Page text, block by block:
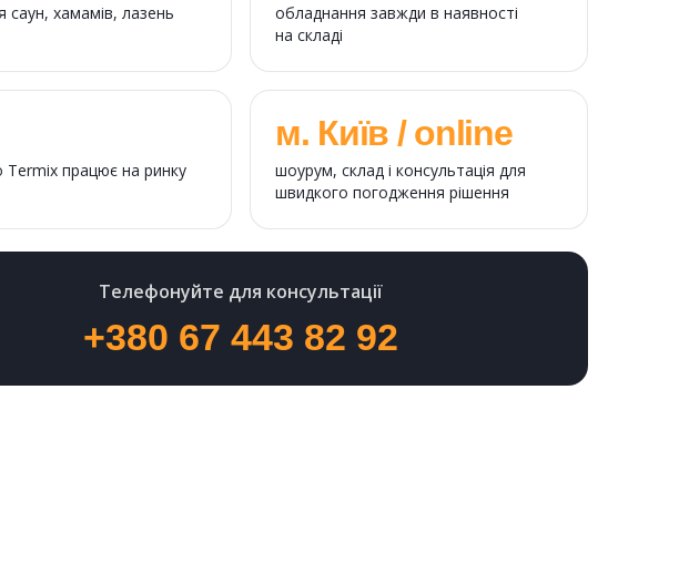
саун, хамамів, лазень
обладнання завжди в наявності
на складі
Termix працює на ринку
м. Київ / online
шоурум, склад і консультація для
швидкого погодження рішення
Телефонуйте для консультації
+380 67 443 82 92